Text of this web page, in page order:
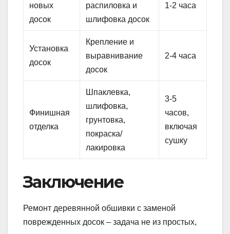
новых
досок
распиловка и
шлифовка досок
1-2 часа
Установка
досок
Крепление и
выравнивание
досок
2-4 часа
Финишная
отделка
Шпаклевка,
шлифовка,
грунтовка,
покраска/
лакировка
3-5
часов,
включая
сушку
Заключение
Ремонт деревянной обшивки с заменой
поврежденных досок – задача не из простых,